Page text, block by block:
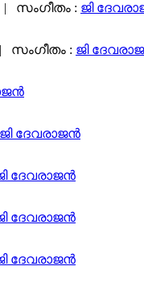
| സംഗീതം : ജി
: ജി
ജി ദേവരാജൻ
ദേവരാജൻ
ദേവരാജൻ
ദേവരാജൻ